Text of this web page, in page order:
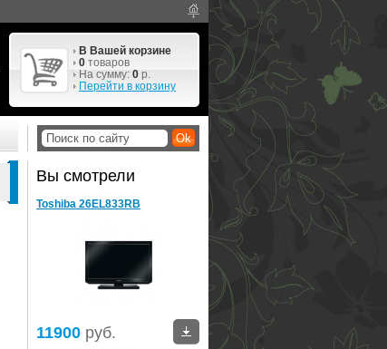
В Вашей корзине
0 товаров
На сумму: 0 р.
Перейти в корзину
Вы смотрели
Toshiba 26EL833RB
11900 руб.